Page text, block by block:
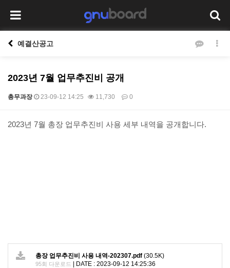
예결산공고
2023년 7월 업무추진비 공개
총무과장 23-09-12 14:25 11,730 0
본문
2023년 7월 총장 업무추진비 사용 세부 내역을 공개합니다.
총장 업무추진비 사용 내역-202307.pdf (30.5K)
95회 다운로드 DATE : 2023-09-12 14:25:36